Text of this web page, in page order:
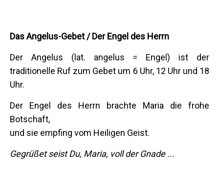
Das Angelus-Gebet / Der Engel des Herrn
Der Angelus (lat. angelus = Engel) ist der
traditionelle Ruf zum Gebet um 6 Uhr, 12 Uhr und 18
Uhr.
Der Engel des Herrn brachte Maria die frohe
Botschaft,
und sie empfing vom Heiligen Geist.
Gegrüßet seist Du, Maria, voll der Gnade ...